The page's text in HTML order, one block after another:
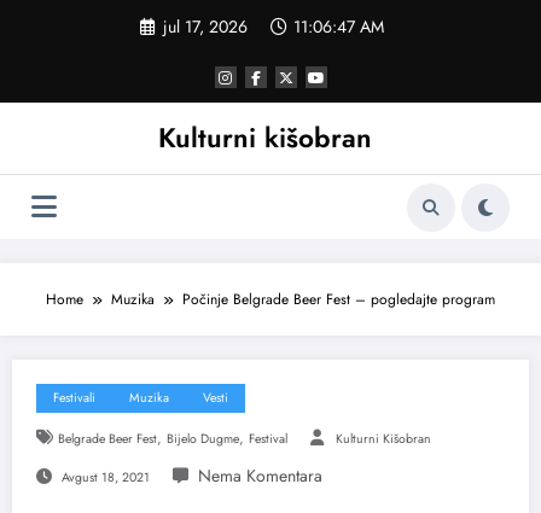
jul 17, 2026 11:06:48 AM
Kulturni kišobran
Home Muzika Počinje Belgrade Beer Fest – pogledajte program
Festivali Muzika Vesti
Belgrade Beer Fest, Bijelo Dugme, Festival Kulturni Kišobran
Avgust 18, 2021